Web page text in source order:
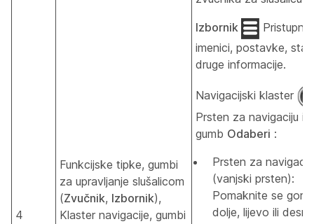
4
Funkcijske tipke, gumbi
za upravljanje slušalicom
(Zvučnik, Izbornik),
Klaster navigacije, gumbi
Izbornik
Pristupni
imenici, postavke,
druge informacije.
Navigacijski klaster
Prsten za navigaciju i
gumb Odaberi :
Prsten za
(vanjski prsten):
Pomaknite se gore,
dolje, lijevo ili